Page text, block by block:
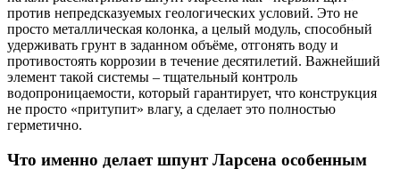
против непредсказуемых геологических условий. Это не
просто металлическая колонка, а целый модуль, способный
удерживать грунт в заданном объёме, отгонять воду и
противостоять коррозии в течение десятилетий. Важнейший
элемент такой системы – тщательный контроль
водопроницаемости, который гарантирует, что конструкция
не просто «притупит» влагу, а сделает это полностью
герметично.
Что именно делает шпунт Ларсена особенным